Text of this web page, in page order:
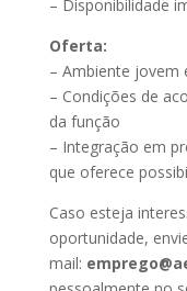
– Disponibilidade
Oferta:
– Ambiente jovem
– Condições de
da função
– Integração em
que oferece
Caso esteja
oportunidade,
mail: emprego@